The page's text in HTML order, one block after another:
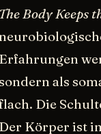
Body Keeps
als
Die
Körper ist